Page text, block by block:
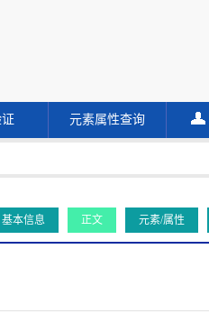
元素属性查询
基本信息 正文 元素/属性